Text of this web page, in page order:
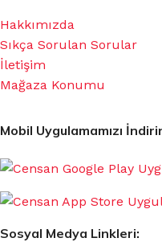
Hakkımızda
Sıkça Sorulan Sorular
İletişim
Mağaza Konumu
Mobil Uygulamamızı
Sosyal Medya Linkleri: